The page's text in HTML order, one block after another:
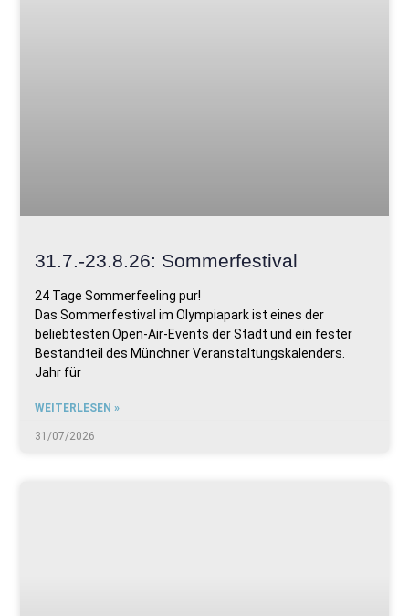
31.7.-23.8.26: Sommerfestival
24 Tage Sommerfeeling pur!
Das Sommerfestival im Olympiapark ist eines der
beliebtesten Open-Air-Events der Stadt und ein fester
Bestandteil des Münchner Veranstaltungskalenders.
Jahr für
WEITERLESEN »
31/07/2026